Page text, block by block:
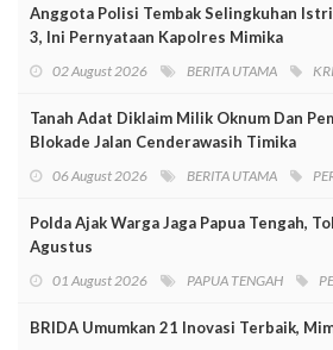
Anggota Polisi Tembak Selingkuhan
3, Ini Pernyataan Kapolres Mimika
02 August 2026 BERITA UTAMA
Tanah Adat Diklaim Milik Oknum Dan
Blokade Jalan Cenderawasih Timika
06 August 2026 BERITA UTAMA
Polda Ajak Warga Jaga Papua Tengah,
Agustus
01 August 2026 PAPUA TENGAH
BRIDA Umumkan 21 Inovasi Terbaik,